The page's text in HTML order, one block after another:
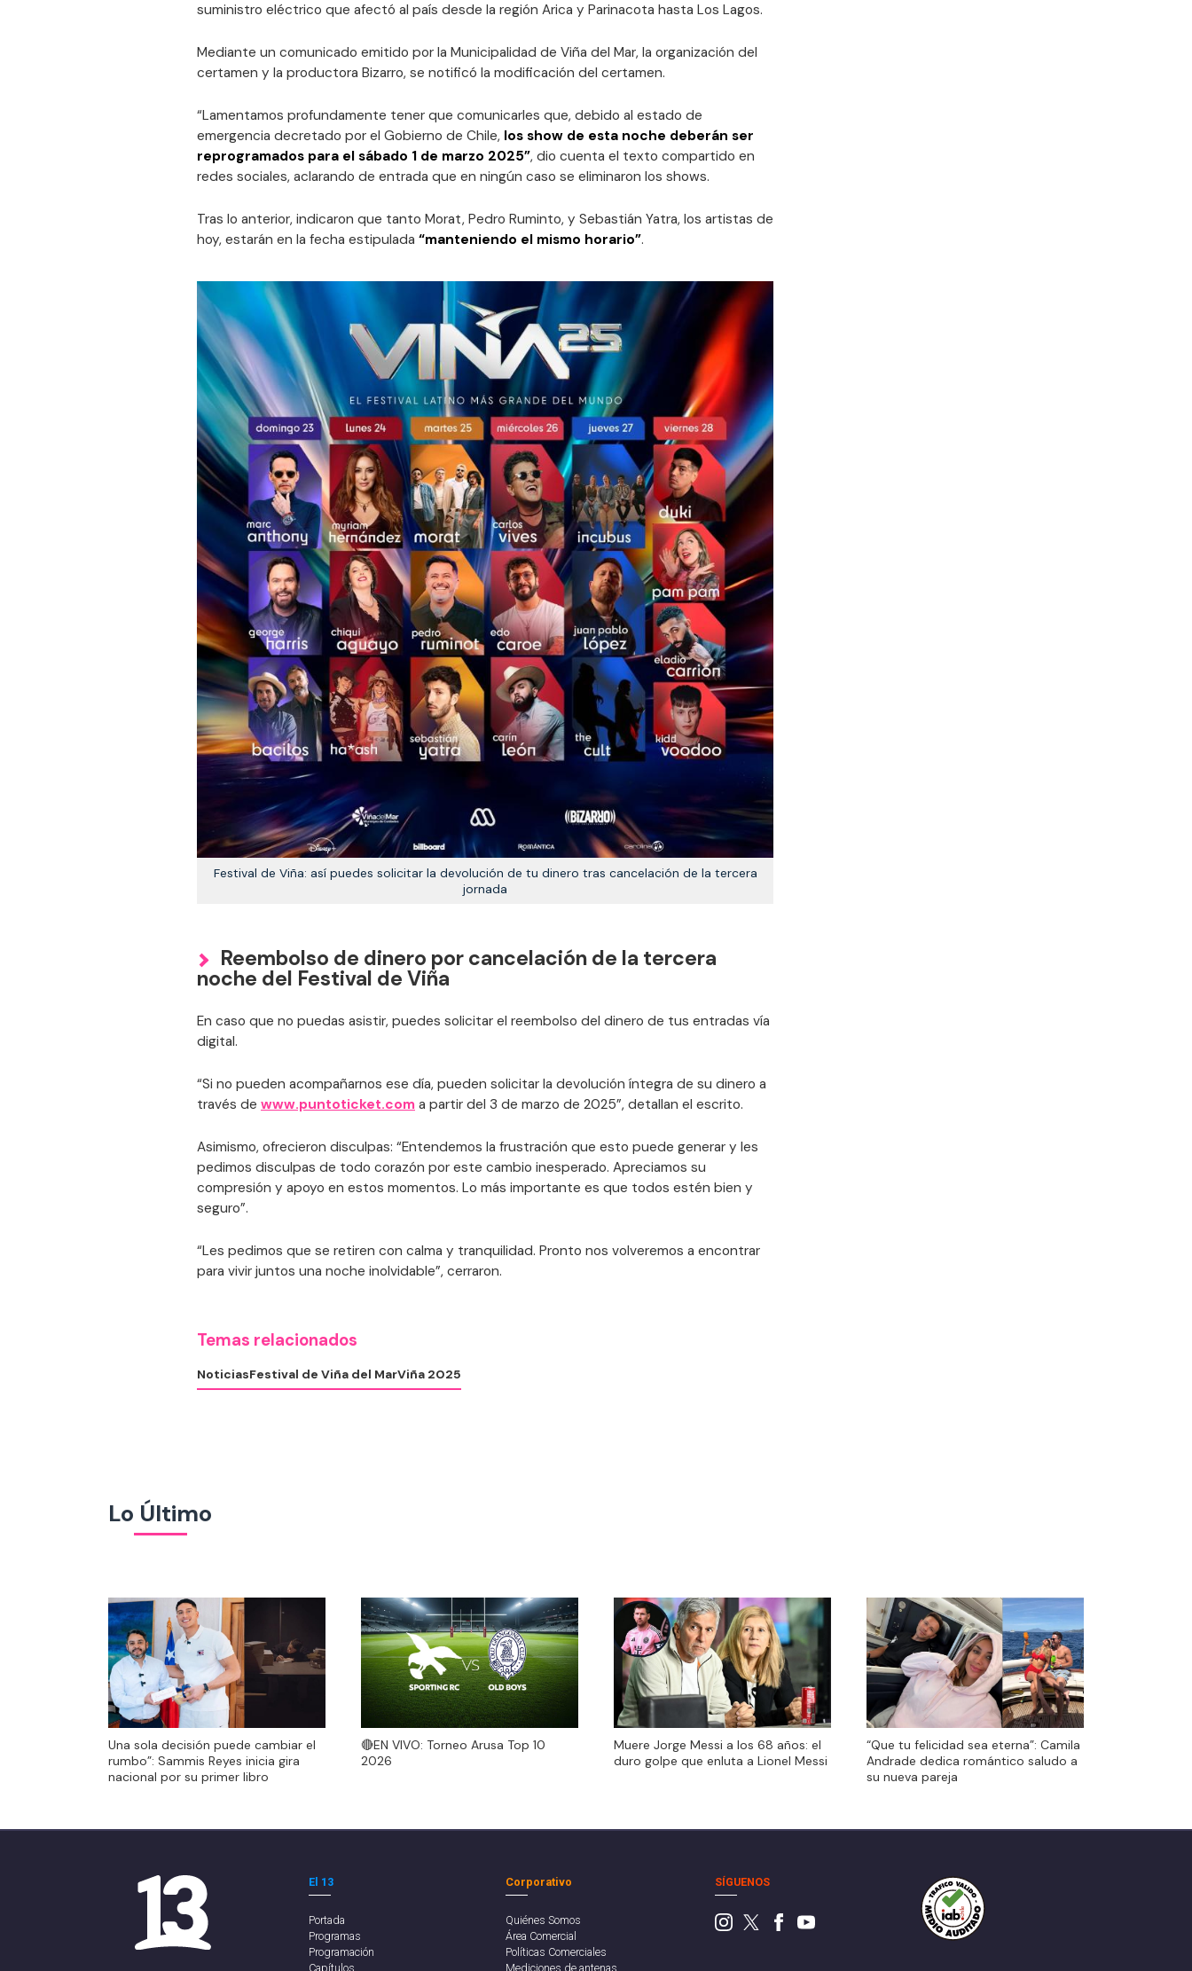
suministro eléctrico que afectó al país desde la región Arica y Parinacota hasta Los Lagos.
Mediante un comunicado emitido por la Municipalidad de Viña del Mar, la organización del
certamen y la productora Bizarro, se notificó la modificación del certamen.
“Lamentamos profundamente tener que comunicarles que, debido al estado de
emergencia decretado por el Gobierno de Chile, los show de esta noche deberán ser
reprogramados para el sábado 1 de marzo 2025”, dio cuenta el texto compartido en
redes sociales, aclarando de entrada que en ningún caso se eliminaron los shows.
Tras lo anterior, indicaron que tanto Morat, Pedro Ruminto, y Sebastián Yatra, los artistas de
hoy, estarán en la fecha estipulada “manteniendo el mismo horario”.
Festival de Viña: así puedes solicitar la devolución de tu dinero tras cancelación de la tercera
jornada
Reembolso de dinero por cancelación de la tercera
noche del Festival de Viña
En caso que no puedas asistir, puedes solicitar el reembolso del dinero de tus entradas vía
digital.
“Si no pueden acompañarnos ese día, pueden solicitar la devolución íntegra de su dinero a
través de www.puntoticket.com a partir del 3 de marzo de 2025”, detallan el escrito.
Asimismo, ofrecieron disculpas: “Entendemos la frustración que esto puede generar y les
pedimos disculpas de todo corazón por este cambio inesperado. Apreciamos su
compresión y apoyo en estos momentos. Lo más importante es que todos estén bien y
seguro”.
“Les pedimos que se retiren con calma y tranquilidad. Pronto nos volveremos a encontrar
para vivir juntos una noche inolvidable”, cerraron.
Temas relacionados
NoticiasFestival de Viña del MarViña 2025
Lo Último
Una sola decisión puede cambiar el
rumbo”: Sammis Reyes inicia gira
nacional por su primer libro
🔴EN VIVO: Torneo Arusa Top 10
2026
🔴EN VIVO: Torneo Arusa Top 10
2026
Muere Jorge Messi a los 68 años: el
duro golpe que enluta a Lionel Messi
“Que tu felicidad sea eterna”: Camila
Andrade dedica romántico saludo a
su nueva pareja
El 13
Portada
Programas
Programación
Capítulos
Corporativo
Quiénes Somos
Área Comercial
Políticas Comerciales
Mediciones de antenas
SÍGUENOS